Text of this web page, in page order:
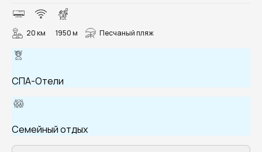
20 км 1950 м Песчаный пляж
СПА-Отели
Семейный отдых